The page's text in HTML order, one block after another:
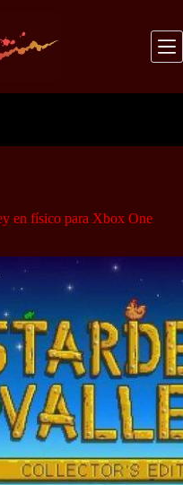
en físico para Xbox One